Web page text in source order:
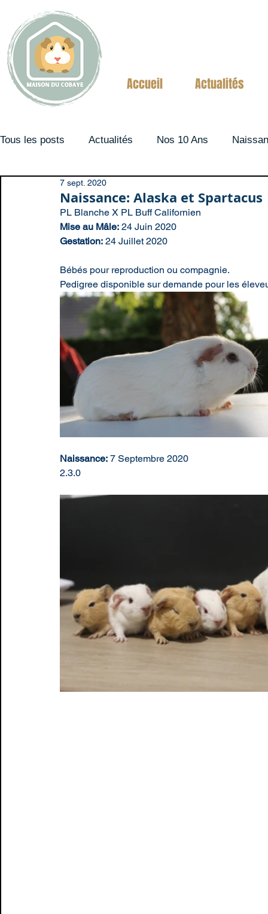
Accueil Actualités
Tous les posts Actualités Nos 10 Ans
Naissance: Alaska et Spartacus
7 sept. 2020
PL Blanche X PL Buff Californien
Mise au Mâle: 24 Juin 2020
Gestation: 24 Juillet 2020
Bébés pour reproduction ou compagnie.
Pedigree disponible sur demande pour les
Naissance: 7 Septembre 2020
2.3.0